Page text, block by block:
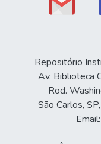
Repositório
Av. Biblioteca
Rod.
São Carlos,